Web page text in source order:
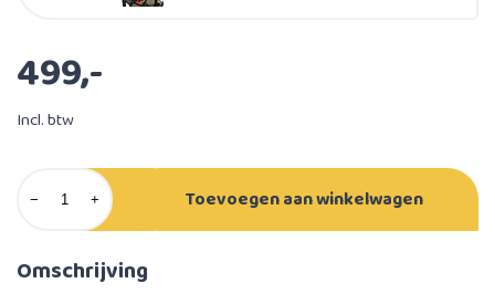
499,-
Incl. btw
− + Toevoegen aan winkelwagen
Omschrijving